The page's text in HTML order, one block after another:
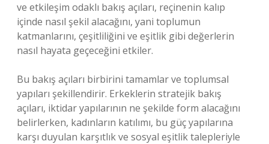
ve etkileşim odaklı bakış açıları, reçinenin kalıp
içinde nasıl şekil alacağını, yani toplumun
katmanlarını, çeşitliliğini ve eşitlik gibi değerlerin
nasıl hayata geçeceğini etkiler.
Bu bakış açıları birbirini tamamlar ve toplumsal
yapıları şekillendirir. Erkeklerin stratejik bakış
açıları, iktidar yapılarının ne şekilde form alacağını
belirlerken, kadınların katılımı, bu güç yapılarına
karşı duyulan karşıtlık ve sosyal eşitlik talepleriyle